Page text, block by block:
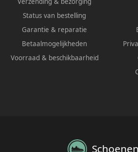
Status van bestelling
Garantie & reparatie
Betaalmogelijkheden
Voorraad & beschikbaarheid